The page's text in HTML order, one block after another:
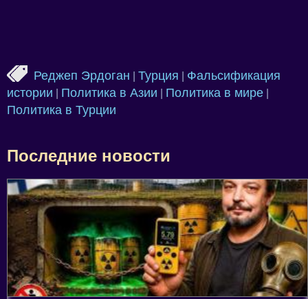
Реджеп Эрдоган Турция
Фальсификация
истории
Политика в Азии Политика в мире
Политика в Турции
Последние новости